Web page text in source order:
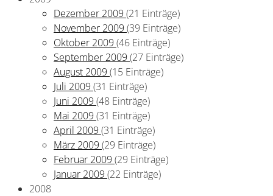
Dezember 2009 (21 Einträge)
November 2009 (39 Einträge)
Oktober 2009 (46 Einträge)
September 2009 (27 Einträge)
August 2009 (15 Einträge)
Juli 2009 (31 Einträge)
Juni 2009 (48 Einträge)
Mai 2009 (31 Einträge)
April 2009 (31 Einträge)
März 2009 (29 Einträge)
Februar 2009 (29 Einträge)
Januar 2009 (22 Einträge)
2008